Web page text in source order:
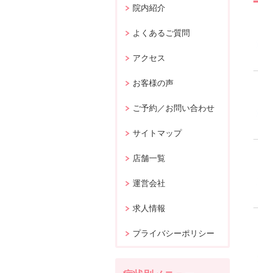
院内紹介
よくあるご質問
アクセス
お客様の声
ご予約／お問い合わせ
サイトマップ
店舗一覧
運営会社
求人情報
プライバシーポリシー